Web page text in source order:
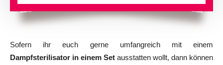
Sofern ihr euch gerne umfangreich mit einem
Dampfsterilisator in einem Set ausstatten wollt, dann können